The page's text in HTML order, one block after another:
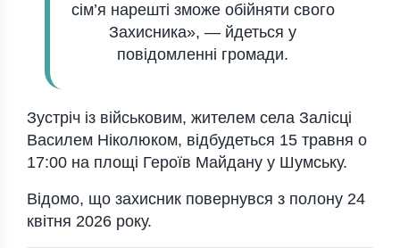
сім’я нарешті зможе обійняти свого
Захисника», — йдеться у
повідомленні громади.
Зустріч із військовим, жителем села Залісці
Василем Ніколюком, відбудеться 15 травня о
17:00 на площі Героїв Майдану у Шумську.
Відомо, що захисник повернувся з полону 24
квітня 2026 року.